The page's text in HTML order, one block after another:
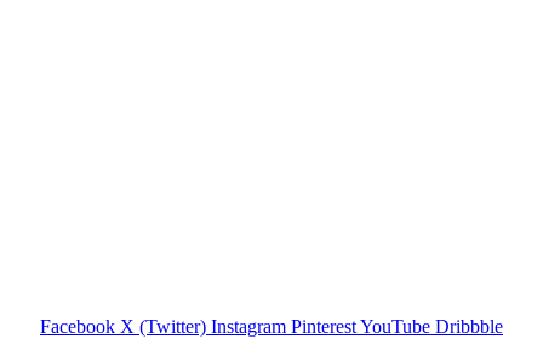
Facebook X (Twitter) Instagram PinterestYouTube Dribbble